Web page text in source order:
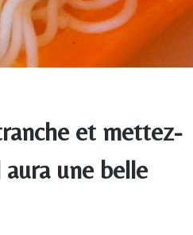
et mettez-
une belle